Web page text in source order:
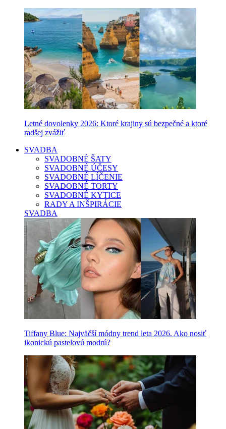
Letné dovolenky 2026: Ktoré krajiny sú bezpečné a ktoré
radšej zvážiť
SVADBA
SVADOBNÉ ŠATY
SVADOBNÉ ÚČESY
SVADOBNÉ LÍČENIE
SVADOBNÉ TORTY
SVADOBNÉ KYTICE
RADY A INŠPIRÁCIE
SVADBA
Tiffany Blue: Najväčší módny trend leta 2026. Ako nosiť
ikonickú pastelovú modrú?